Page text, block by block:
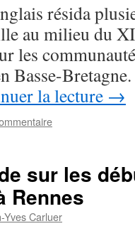
résida
au milieu du
les
Basse-
la lecture →
sur les
Rennes
Yves Carluer